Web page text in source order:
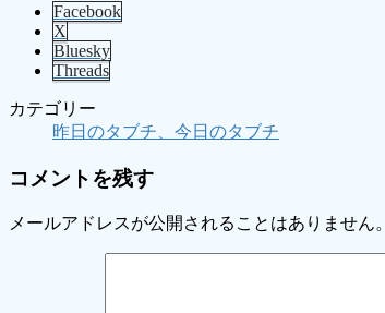
Facebook
X
Bluesky
Threads
カテゴリー
昨日のタブチ、今日のタブチ
コメントを残す
メールアドレスが公開されることはありません。